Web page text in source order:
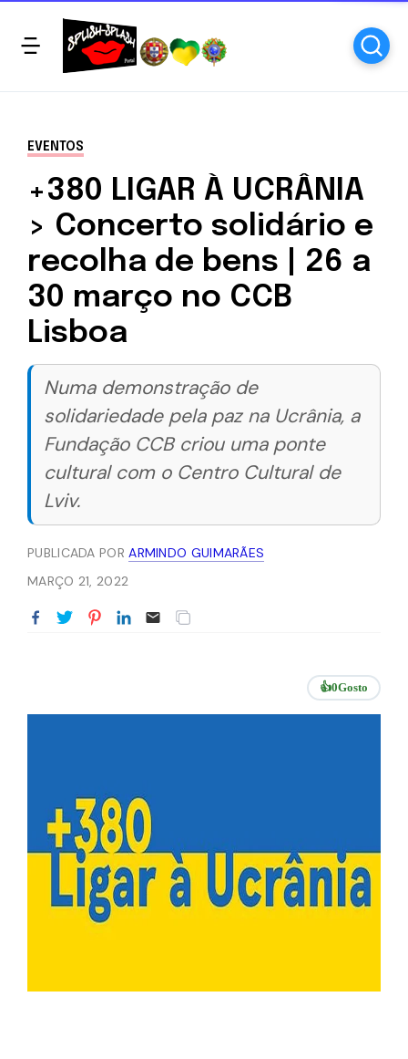
EVENTOS
+380 LIGAR À UCRÂNIA
> Concerto solidário e
recolha de bens | 26 a
30 março no CCB
Lisboa
Numa demonstração de
solidariedade pela paz na Ucrânia, a
Fundação CCB criou uma ponte
cultural com o Centro Cultural de
Lviv.
PUBLICADA PORARMINDO GUIMARÃES
MARÇO 21, 2022
👍0Gosto